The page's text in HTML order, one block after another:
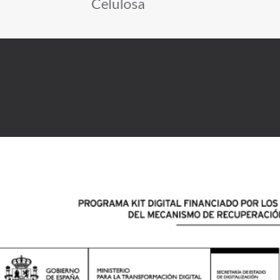
Celulosa